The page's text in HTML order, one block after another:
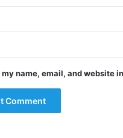
my name, email, and website